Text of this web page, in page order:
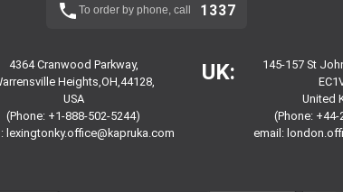
To order by phone, call 1337
4364 Cranwood Parkway,
Heights,OH,44128,
USA
(Phone: +1-888-502-5244)
lexingtonky.office@kapruka.com
UK:
145-157 St
United
(Phone:
email: